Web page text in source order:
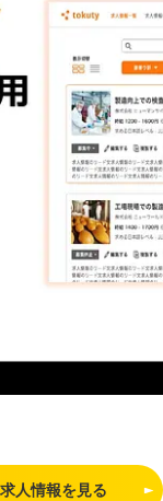
人情報を見る